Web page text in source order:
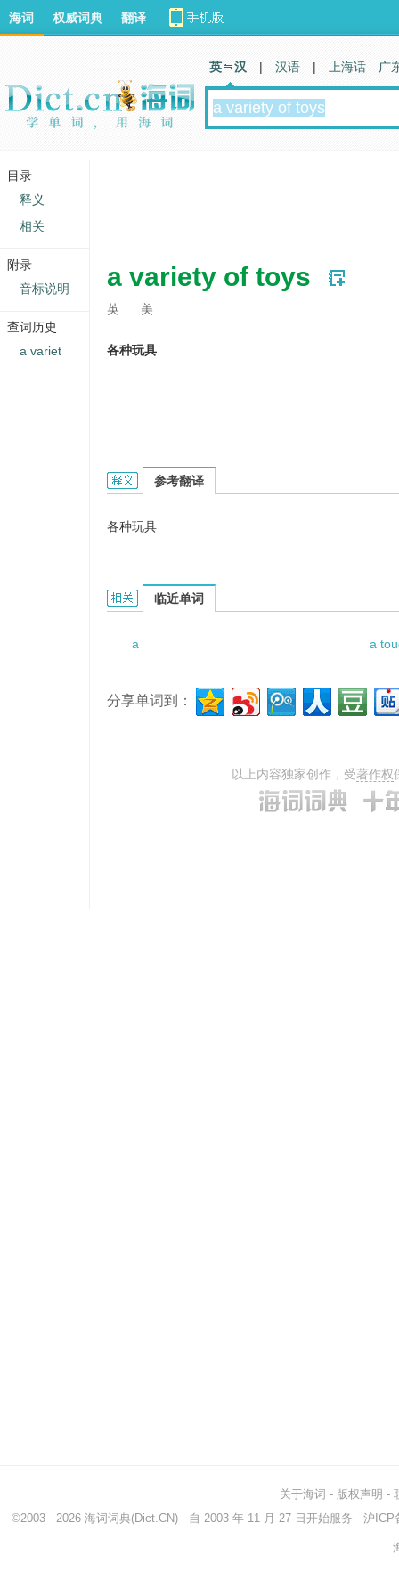
a variety of toys
英 美
各种玩具
a variety of toys的英文翻译是什么意思，词典释义
参考翻译
各种玩具
a variety of toys的相关资料：
临近单词
a a
分享单词到：
以上内容独家创作，受著作权
海词 权威词典 翻译
英 汉 | 汉语 | 上海话 广
关于海词 - 版权声明 -
©2003 - 2026 海词词典(Dict.CN) - 自 2003 年 11 月 27 日开始服务 沪ICP
目录
释义
相关
附录
音标说明
查词历史
a variet